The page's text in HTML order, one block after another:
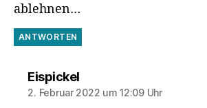
ablehnen…
ANTWORTEN
Eispickelsagt:
2. Februar 2022 um 12:09 Uhr